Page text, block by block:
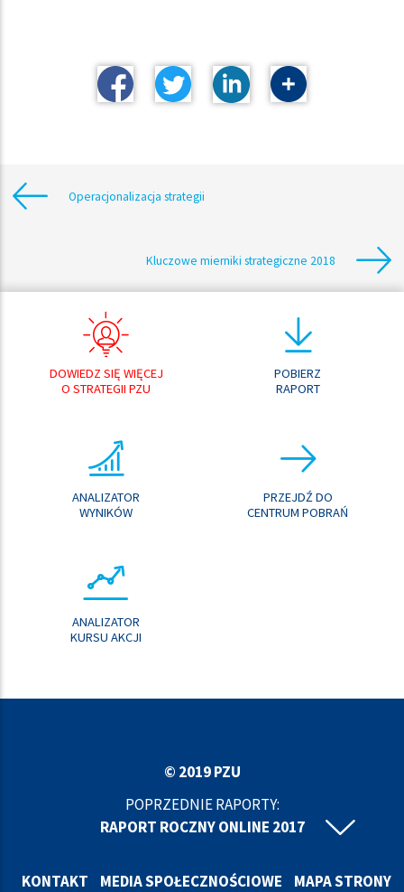
Operacjonalizacja strategii
Kluczowe mierniki strategiczne 2018
DOWIEDZ SIĘ WIĘCEJ
O STRATEGII PZU
POBIERZ
RAPORT
ANALIZATOR
WYNIKÓW
PRZEJDŹ DO
CENTRUM POBRAŃ
ANALIZATOR
KURSU AKCJI
© 2019 PZU
POPRZEDNIE RAPORTY:
RAPORT ROCZNY ONLINE 2017
RAPORT ROCZNY ONLINE 2015
KONTAKT MEDIA SPOŁECZNOŚCIOWE MAPA STRONY